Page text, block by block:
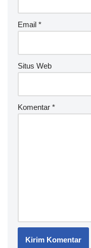
Email *
Situs Web
Komentar *
ti
v